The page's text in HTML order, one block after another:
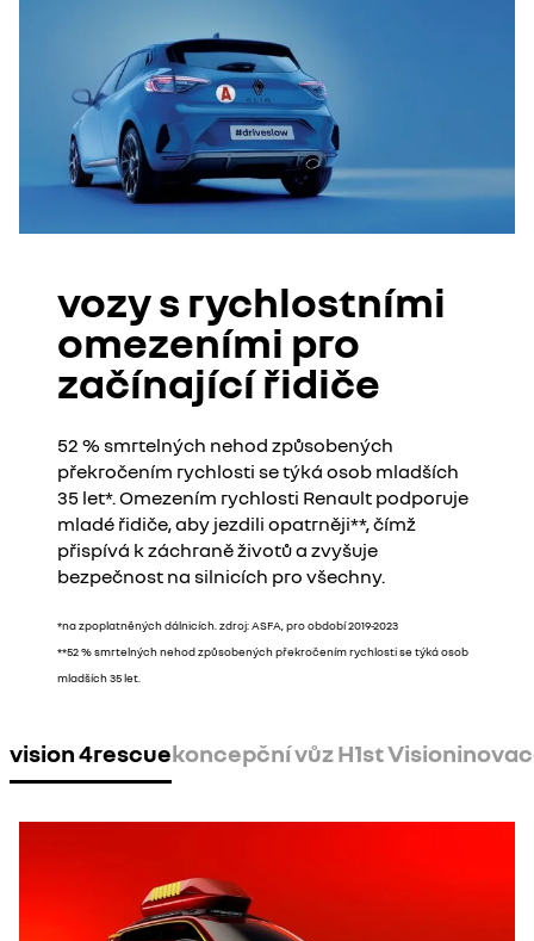
vozy s rychlostními
omezeními pro
začínající řidiče
52 % smrtelných nehod způsobených
překročením rychlosti se týká osob mladších
35 let*. Omezením rychlosti Renault podporuje
mladé řidiče, aby jezdili opatrněji**, čímž
přispívá k záchraně životů a zvyšuje
bezpečnost na silnicích pro všechny.
*na zpoplatněných dálnicích. zdroj: ASFA, pro období 2019-2023
**52 % smrtelných nehod způsobených překročením rychlosti se týká osob
mladších 35 let.
vision 4rescuekoncepční vůz H1st Vision